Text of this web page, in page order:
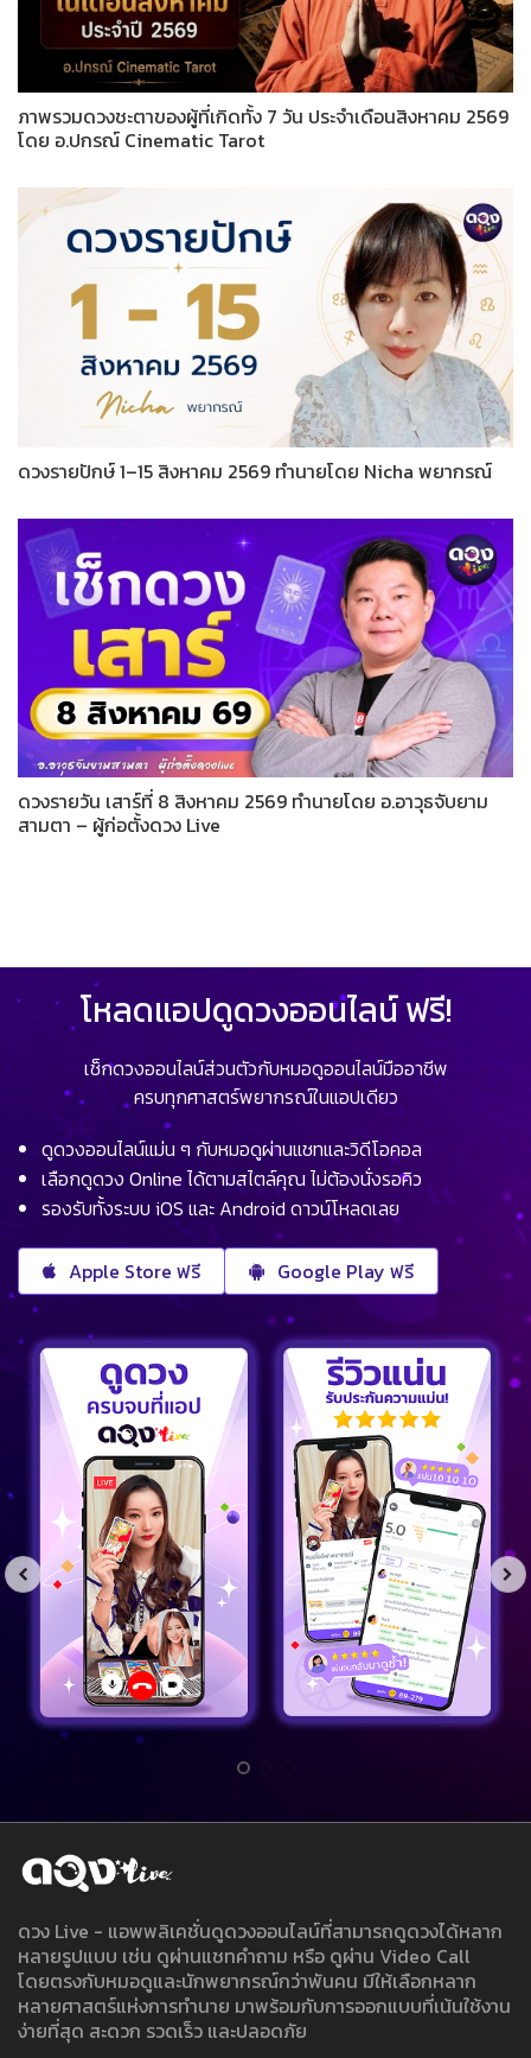
ภาพรวมดวงชะตาของผู้ที่เกิดทั้ง 7 วัน ประจำเดือนสิงหาคม 2569
โดย อ.ปกรณ์ Cinematic Tarot
ดวงรายปักษ์ 1–15 สิงหาคม 2569 ทำนายโดย Nicha พยากรณ์
ดวงรายวัน เสาร์ที่ 8 สิงหาคม 2569 ทำนายโดย อ.อาวุธจับยาม
สามตา – ผู้ก่อตั้งดวง Live
โหลดแอปดูดวงออนไลน์ ฟรี!
เช็กดวงออนไลน์ส่วนตัวกับหมอดูออนไลน์มืออาชีพ
ครบทุกศาสตร์พยากรณ์ในแอปเดียว
ดูดวงออนไลน์แม่น ๆ กับหมอดูผ่านแชทและวิดีโอคอล
เลือกดูดวง Online ได้ตามสไตล์คุณ ไม่ต้องนั่งรอคิว
รองรับทั้งระบบ iOS และ Android ดาวน์โหลดเลย
Apple Store ฟรี Google Play ฟรี
ดวง Live - แอพพลิเคชั่นดูดวงออนไลน์ที่สามารถดูดวงได้หลาก
หลายรูปแบบ เช่น ดูผ่านแชทคำถาม หรือ ดูผ่าน Video Call
โดยตรงกับหมอดูและนักพยากรณ์กว่าพันคน มีให้เลือกหลาก
หลายศาสตร์แห่งการทำนาย มาพร้อมกับการออกแบบที่เน้นใช้งาน
ง่ายที่สุด สะดวก รวดเร็ว และปลอดภัย